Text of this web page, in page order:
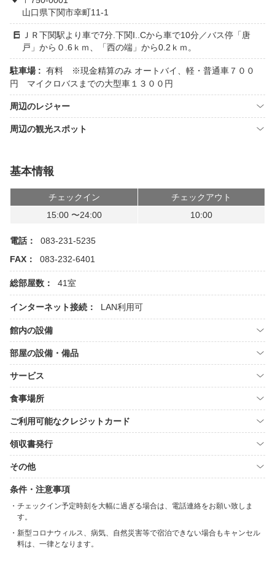
山口県下関市幸町11-1
ＪＲ下関駅より車で7分.下関I..Cから車で10分／バス停「唐
戸」から０.6ｋｍ、「西の端」から0.2ｋｍ。
駐車場 : 有料 ※現金精算のみ オートバイ、軽・普通車７００
円 マイクロバスまでの大型車１３００円
周辺のレジャー
周辺の観光スポット
基本情報
チェックイン
チェックアウト
15:00 〜24:00
10:00
電話：
083-231-5235
FAX：
083-232-6401
総部屋数： 41室
インターネット接続： LAN利用可
館内の設備
部屋の設備・備品
サービス
食事場所
ご利用可能なクレジットカード
領収書発行
その他
条件・注意事項
チェックイン予定時刻を大幅に過ぎる場合は、電話連絡をお願い致しま
す。
新型コロナウィルス、病気、自然災害等で宿泊できない場合もキャンセル
料は、一律となります。